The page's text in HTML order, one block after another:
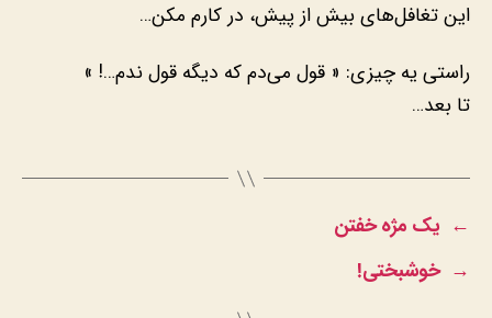
این تغافل‌های بیش از پیش، در کارم مکن…
راستی یه چیزی: « قول می‌دم که دیگه قول ندم…! »
تا بعد…
← یک مژه خفتن
→ خوشبختی!